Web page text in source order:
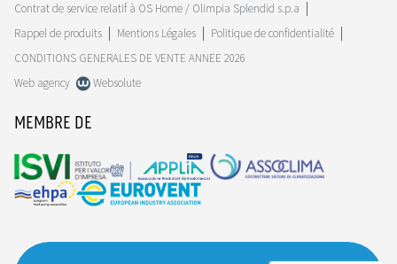
Contrat de service relatif à OS Home / Olimpia Splendid s.p.a
Rappel de produits
Mentions Légales
Politique de confidentialité
CONDITIONS GENERALES DE VENTE ANNEE 2026
Web agency
Websolute
MEMBRE DE